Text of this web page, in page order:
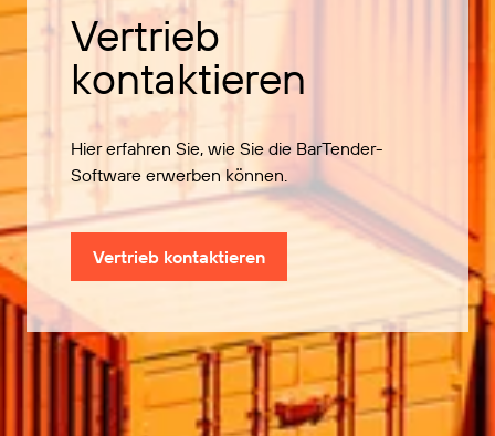
Vertrieb
kontaktieren
Hier erfahren Sie, wie Sie die BarTender-
Software erwerben können.
Vertrieb kontaktieren